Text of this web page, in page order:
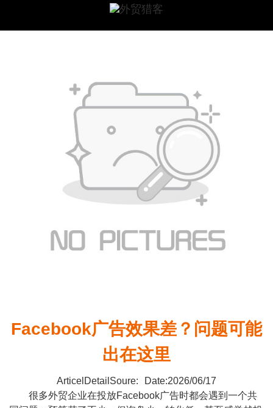
Facebook广告效果差？问题可能
出在这里
ArticelDetailSoure:
Date:2026/06/17
很多外贸企业在投放Facebook广告时都会遇到一个共